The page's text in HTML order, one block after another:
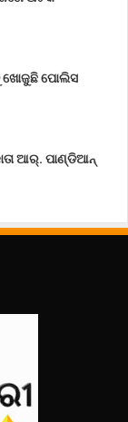
ପୋଲିସ
ଆର୍‌. ପାଣ୍ଡିଆନ୍